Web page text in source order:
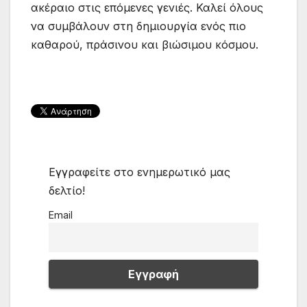
ακέραιο στις επόμενες γενιές. Καλεί όλους
να συμβάλουν στη δημιουργία ενός πιο
καθαρού, πράσινου και βιώσιμου κόσμου.
Εγγραφείτε στο ενημερωτικό μας
δελτίο!
Email